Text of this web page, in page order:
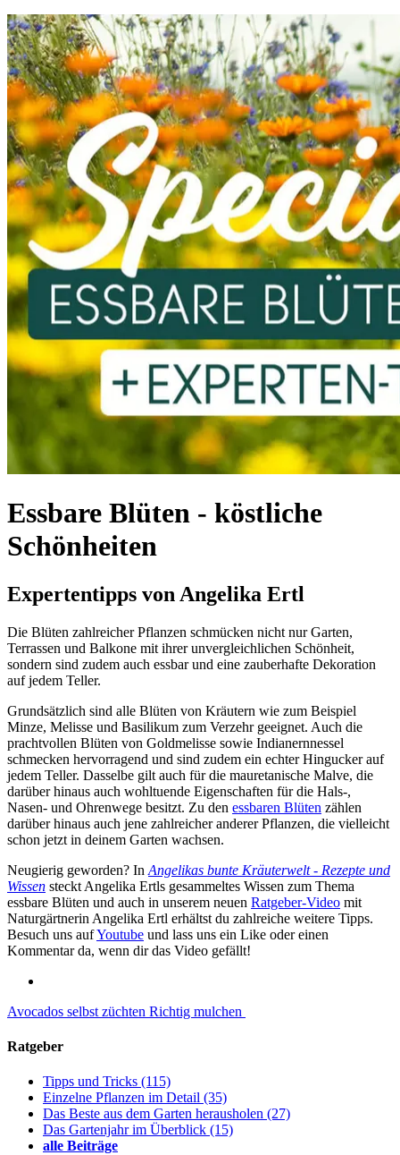
Essbare Blüten - köstliche
Schönheiten
Expertentipps von Angelika Ertl
Die Blüten zahlreicher Pflanzen schmücken nicht nur Garten,
Terrassen und Balkone mit ihrer unvergleichlichen Schönheit,
sondern sind zudem auch essbar und eine zauberhafte Dekoration
auf jedem Teller.
Grundsätzlich sind alle Blüten von Kräutern wie zum Beispiel
Minze, Melisse und Basilikum zum Verzehr geeignet. Auch die
prachtvollen Blüten von Goldmelisse sowie Indianernnessel
schmecken hervorragend und sind zudem ein echter Hingucker auf
jedem Teller. Dasselbe gilt auch für die mauretanische Malve, die
darüber hinaus auch wohltuende Eigenschaften für die Hals-,
Nasen- und Ohrenwege besitzt. Zu den essbaren Blüten zählen
darüber hinaus auch jene zahlreicher anderer Pflanzen, die vielleicht
schon jetzt in deinem Garten wachsen.
Neugierig geworden? In Angelikas bunte Kräuterwelt - Rezepte und
Wissen steckt Angelika Ertls gesammeltes Wissen zum Thema
essbare Blüten und auch in unserem neuen Ratgeber-Video mit
Naturgärtnerin Angelika Ertl erhältst du zahlreiche weitere Tipps.
Besuch uns aufYoutube und lass uns ein Like oder einen
Kommentar da, wenn dir das Video gefällt!
Avocados selbst züchten Richtig mulchen
Ratgeber
Tipps und Tricks (115)
Einzelne Pflanzen im Detail (35)
Das Beste aus dem Garten herausholen (27)
Das Gartenjahr im Überblick (15)
alle Beiträge